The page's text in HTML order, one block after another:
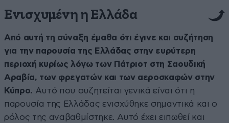
Ενισχυμένη η Ελλάδα
Από αυτή τη σύναξη έμαθα ότι έγινε και συζήτηση
για την παρουσία της Ελλάδας στην ευρύτερη
περιοχή κυρίως λόγω των Πάτριοτ στη Σαουδική
Αραβία, των φρεγατών και των αεροσκαφών στην
Κύπρο. Αυτό που συζητείται γενικά είναι ότι η
παρουσία της Ελλάδας ενισχύθηκε σημαντικά και ο
ρόλος της αναβαθμίστηκε. Αυτό έχει ειπωθεί και